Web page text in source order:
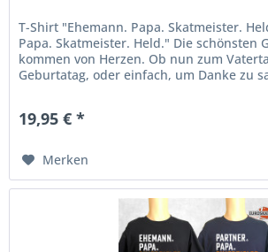
T-Shirt "Ehemann. Papa. Skatmeister.
Papa. Skatmeister. Held." Die schönsten
kommen von Herzen. Ob nun zum
Geburtatag, oder einfach, um Danke zu
19,95 € *
Merken